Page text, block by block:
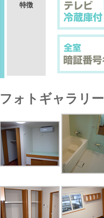
特徴
フォトギャラリー